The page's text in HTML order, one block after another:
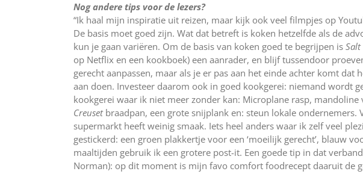
Nog andere tips voor de lezers?
“Ik haal mijn inspiratie uit reizen, maar kijk ook veel filmpjes op
De basis moet goed zijn. Wat dat betreft is koken hetzelfde als de
kun je gaan variëren. Om de basis van koken goed te begrijpen is Salt
op Netflix en een kookboek) een aanrader, en blijf tussendoor
gerecht aanpassen, maar als je er pas aan het einde achter komt
aan doen. Investeer daarom ook in goed kookgerei: niemand wordt
kookgerei waar ik niet meer zonder kan: Microplane rasp, mandoline
Creusetbraadpan, een grote snijplank en: steun lokale ondernemers.
supermarkt heeft weinig smaak. Iets heel anders waar ik zelf veel
gestickerd: een groen plakkertje voor een ‘moeilijk gerecht’, blauw
maaltijden gebruik ik een grotere post-it. Een goede tip in dat
Norman): op dit moment is mijn favo comfort foodrecept daaruit de